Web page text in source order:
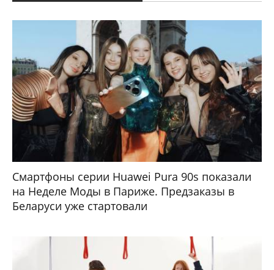
Смартфоны серии Huawei Pura 90s показали
на Неделе Моды в Париже. Предзаказы в
Беларуси уже стартовали